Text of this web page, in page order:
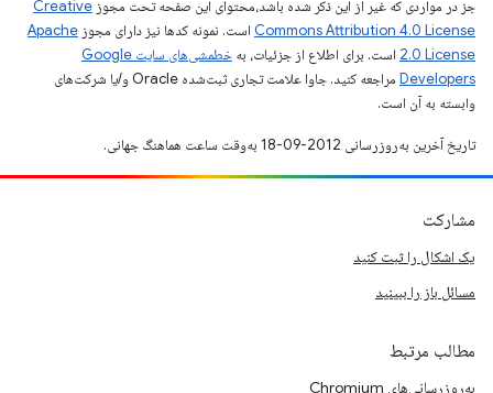
جز در مواردی که غیر از این ذکر شده باشد،‌محتوای این صفحه تحت مجوز Creative
Commons Attribution 4.0 License است. نمونه کدها نیز دارای مجوز Apache
2.0 License است. برای اطلاع از جزئیات، به
خطمشی‌های سایت Google
Developers‏
مراجعه کنید. جاوا علامت تجاری ثبت‌شده Oracle و/یا شرکت‌های
وابسته به آن است.
تاریخ آخرین به‌روزرسانی 2012-09-18 به‌وقت ساعت هماهنگ جهانی.
مشارکت
یک اشکال را ثبت کنید
مسائل باز را ببینید
مطالب مرتبط
به‌روزرسانی‌های Chromium